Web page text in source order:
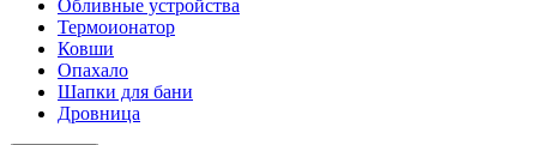
Обливные устройства
Термоионатор
Ковши
Опахало
Шапки для бани
Дровница